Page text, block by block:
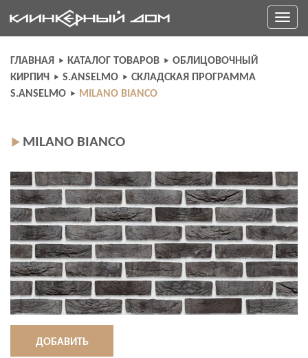
to
content
Toggle
ГЛАВНАЯ КАТАЛОГ ТОВАРОВ
ОБЛИЦОВОЧНЫЙ
КИРПИЧ
S.ANSELMO
СКЛАДСКАЯ ПРОГРАММА
S.ANSELMO
MILANO BIANCO
MILANO BIANCO
ДОБАВИТЬ